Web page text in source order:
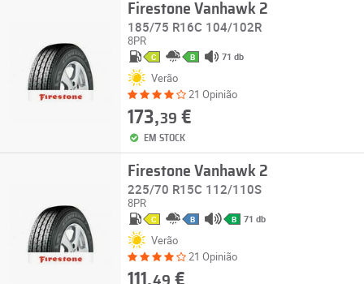
Firestone Vanhawk 2
185/75 R16C 104/102R
8PR
C B 71 db
Verão
21 Opinião
173,39 €
EM STOCK
Firestone Vanhawk 2
225/70 R15C 112/110S
8PR
C B B 71 db
Verão
21 Opinião
111, €